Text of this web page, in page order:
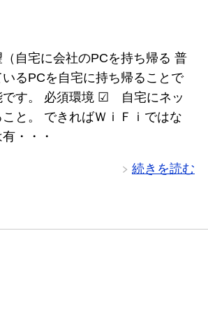
自宅に会社のPCを持ち帰る 普
るPCを自宅に持ち帰ることで
です。 必須環境 ☑ 自宅にネッ
こと。 できればＷｉＦｉではな
・・・
続きを読む